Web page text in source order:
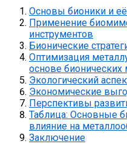
Основы бионики и
Применение
инструментов
Бионические
Оптимизация
основе бионических
Экологический
Экономические
Перспективы
Таблица: Основные
влияние на
Заключение